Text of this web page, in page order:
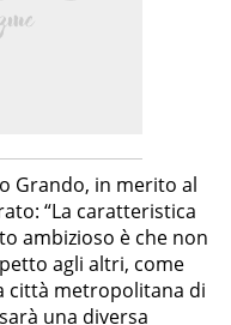
Grando, in merito al
“La caratteristica
ambizioso è che non
agli altri, come
città metropolitana di
una diversa